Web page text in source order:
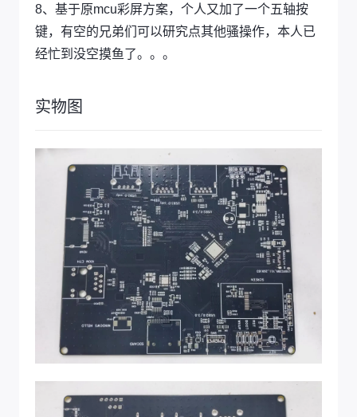
8、基于原mcu彩屏方案，个人又加了一个五轴按
键，有空的兄弟们可以研究点其他骚操作，本人已
经忙到没空摸鱼了。。。
实物图